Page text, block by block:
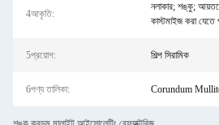
4আকৃতি:
নলাকার; শঙ্কু;
কাস্টমাইজ করা যেতে
5প্রয়োগ: শিল্প সিরামিক
6পণ্য তালিকা: Corundum